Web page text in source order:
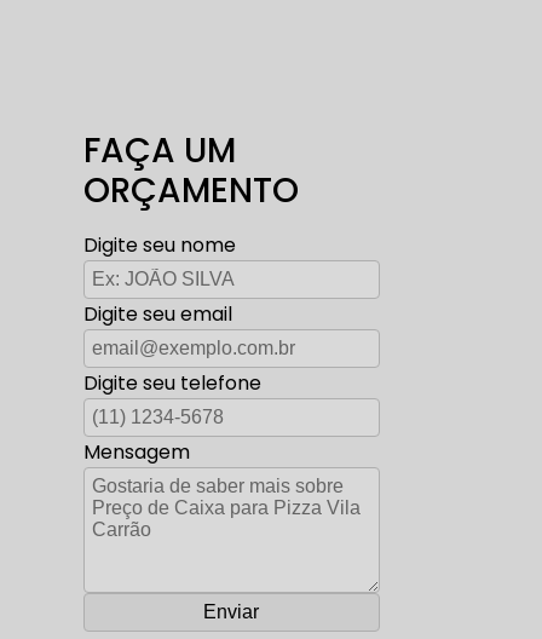
FAÇA UM
ORÇAMENTO
Digite seu nome
Digite seu email
Digite seu telefone
Mensagem